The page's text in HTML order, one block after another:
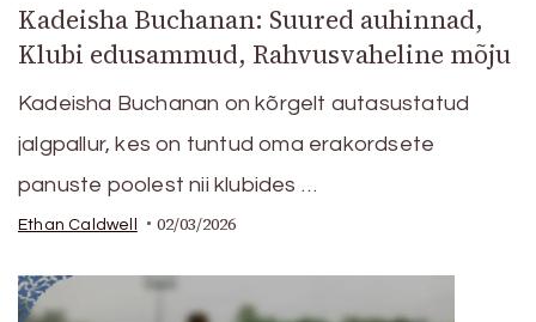
Kadeisha Buchanan: Suured auhinnad,
Klubi edusammud, Rahvusvaheline mõju
Kadeisha Buchanan on kõrgelt autasustatud
jalgpallur, kes on tuntud oma erakordsete
panuste poolest nii klubides …
Ethan Caldwell 02/03/2026